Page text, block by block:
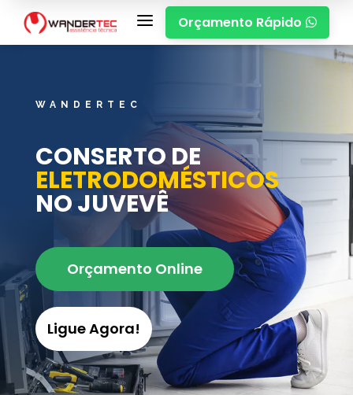
a Orçamento Rápido 
WANDERTEC
CONSERTO DE
ELETRODOMÉSTICOS
NO JUVEVÊ
Orçamento Online
Ligue Agora!